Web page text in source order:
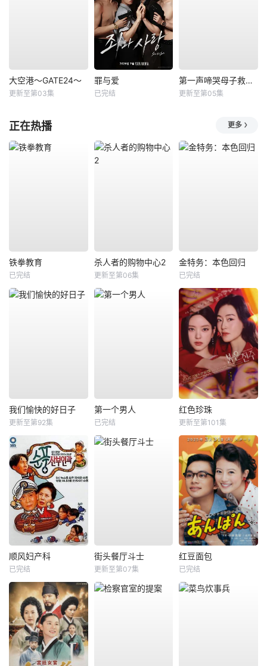
大空港～GATE24～
更新至第03集
罪与爱
已完结
第一声啼哭母子救命急救班
更新至第05集
正在热播 更多
铁拳教育
已完结
杀人者的购物中心2
更新至第06集
金特务：本色回归
已完结
我们愉快的好日子
更新至第92集
第一个男人
已完结
红色珍珠
更新至第101集
顺风妇产科
已完结
街头餐厅斗士
更新至第07集
红豆面包
已完结